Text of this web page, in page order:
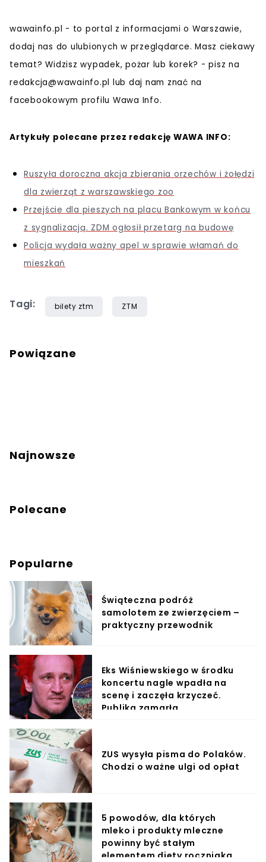
wawainfo.pl - to portal z informacjami o Warszawie,
dodaj nas do ulubionych w przeglądarce. Masz ciekawy
temat? Widzisz wypadek, pożar lub korek? - pisz na
redakcja@wawainfo.pl lub daj nam znać na
facebookowym profilu Wawa Info.
Artykuły polecane przez redakcję WAWA INFO:
Ruszyła doroczna akcja zbierania orzechów i żołędzi
dla zwierząt z warszawskiego zoo
Przejście dla pieszych na placu Bankowym w końcu
z sygnalizacją. ZDM ogłosił przetarg na budowę
Policja wydała ważny apel w sprawie włamań do
mieszkań
Tagi: bilety ztm ZTM
Powiązane
Najnowsze
Polecane
Popularne
Świąteczna podróż
samolotem ze zwierzęciem –
praktyczny przewodnik
Eks Wiśniewskiego w środku
koncertu nagle wpadła na
scenę i zaczęła krzyczeć.
Publika zamarła
ZUS wysyła pisma do Polaków.
Chodzi o ważne ulgi od opłat
5 powodów, dla których
mleko i produkty mleczne
powinny być stałym
elementem diety roczniaka